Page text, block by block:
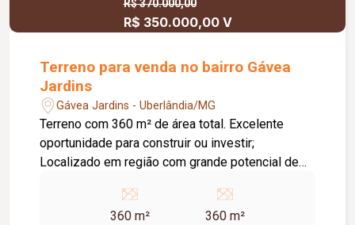
R$ 370.000,00
R$ 350.000,00 V
Terreno para venda no bairro Gávea
Jardins
Gávea Jardins - Uberlândia/MG
Terreno com 360 m² de área total. Excelente
oportunidade para construir ou investir;
Localizado em região com grande potencial de
360 m²
360 m²